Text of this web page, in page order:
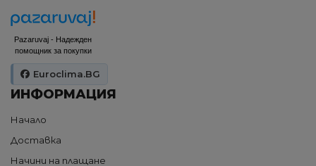
Pazaruvaj - Надежден
помощник за покупки
Euroclima.BG
ИНФОРМАЦИЯ
Начало
Доставка
Начини на плащане